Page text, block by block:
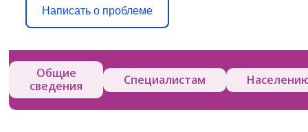
Написать о проблеме
Общие
сведения
Специалистам